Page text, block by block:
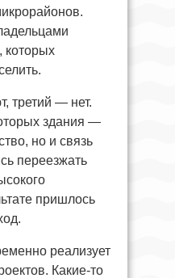
которых
третий — нет.
здания —
но и связь
переезжать
пришлось
реализует
Какие-то